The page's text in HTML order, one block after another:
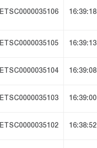
ETSC0000035106 16:39:18
ETSC0000035105 16:39:13
ETSC0000035104 16:39:08
ETSC0000035103 16:39:00
ETSC0000035102 16:38:52